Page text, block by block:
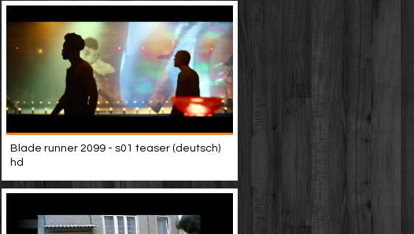
Blade runner 2099 - s01 teaser (deutsch)
hd